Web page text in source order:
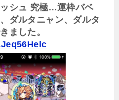
シュ 究極…運枠バベ
ダルタニャン、ダルタ
ました。